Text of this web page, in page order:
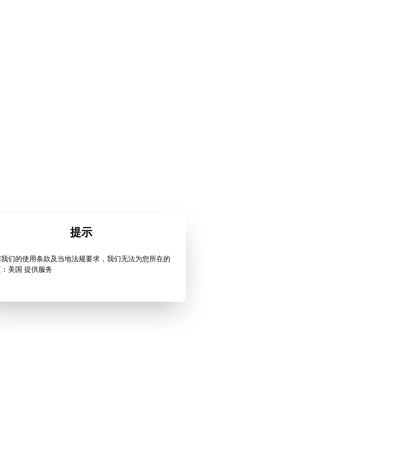
提示
们的使用条款及当地法规要求，我们无法为您所在的
美国 提供服务